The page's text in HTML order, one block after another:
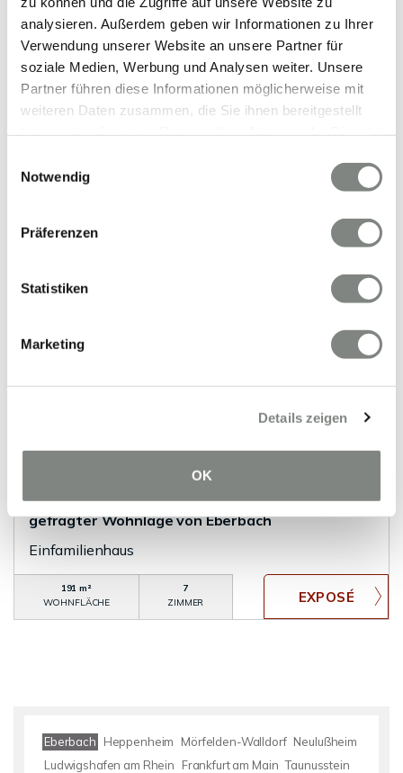
analysieren. Außerdem geben wir Informationen zu Ihrer
Verwendung unserer Website an unsere Partner für
soziale Medien, Werbung und Analysen weiter. Unsere
Partner führen diese Informationen möglicherweise mit
weiteren Daten zusammen, die Sie ihnen bereitgestellt
Cookies, wenn Sie unsere Webseite weiterhin nutzen.
Notwendig
Präferenzen
Statistiken
Marketing
Details zeigen
OK
VERKAUFT
Eberbach
Ideal für junge Familien - Großes Einfamilienhaus
Eberbach
195 m²
Video
Einfamilienhaus mit Einliegerwohnung in
gefragter Wohnlage von Eberbach
Einfamilienhaus
191 m²
WOHNFLÄCHE
7
ZIMMER
Eberbach Heppenheim Mörfelden-Walldorf Neulußheim
Ludwigshafen am Rhein
Frankfurt am Main Taunusstein